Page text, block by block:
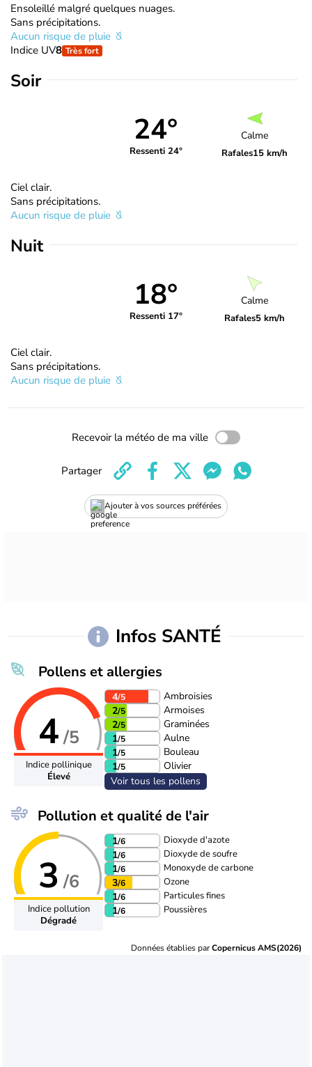
Ensoleillé malgré quelques nuages.
Sans précipitations.
Aucun risque de pluie
Indice UV8 Très fort
Soir
24°
Ressenti 24°
Calme
Rafales15 km/h
Ciel clair.
Sans précipitations.
Aucun risque de pluie
Nuit
18°
Ressenti 17°
Calme
Rafales5 km/h
Ciel clair.
Sans précipitations.
Aucun risque de pluie
Recevoir la météo de ma ville
Ajouter à vos sources préférées
Partager
Infos SANTÉ
Pollens et allergies
4/5
Indice pollinique
Élevé
4/5
Ambroisies
2/5
Armoises
2/5
Graminées
1/5
Aulne
1/5
Bouleau
1/5
Olivier
Voir tous les pollens
Pollution et qualité de l'air
3 /6
Indice pollution
Dégradé
1/6 Dioxyde d'azote
1/6 Dioxyde de soufre
1/6 Monoxyde de carbone
3/6 Ozone
1/6 Particules fines
1/6 Poussières
Données établies parCopernicus AMS(2026)